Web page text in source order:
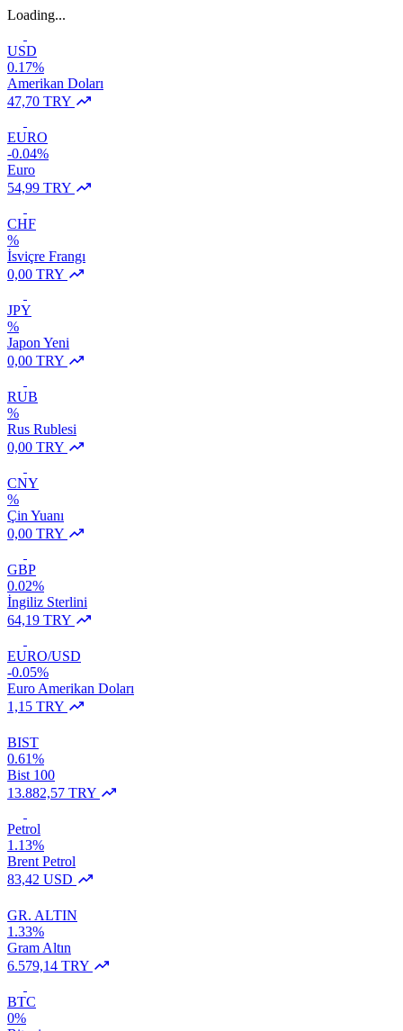
Loading...
USD
0.17%
Amerikan Doları
47,70 TRY
EURO
-0.04%
Euro
54,99 TRY
CHF
%
İsviçre Frangı
0,00 TRY
JPY
%
Japon Yeni
0,00 TRY
RUB
%
Rus Rublesi
0,00 TRY
CNY
%
Çin Yuanı
0,00 TRY
GBP
0.02%
İngiliz Sterlini
64,19 TRY
EURO/USD
-0.05%
Euro Amerikan Doları
1,15 TRY
BIST
0.61%
Bist 100
13.882,57 TRY
Petrol
1.13%
Brent Petrol
83,42 USD
GR. ALTIN
1.33%
Gram Altın
6.579,14 TRY
BTC
0%